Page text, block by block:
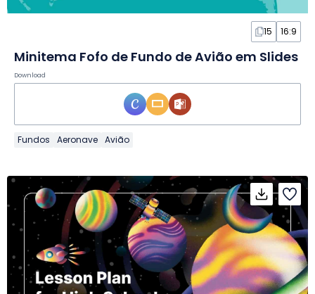
15 16:9
Minitema Fofo de Fundo de Avião em Slides
Download
Fundos Aeronave Avião